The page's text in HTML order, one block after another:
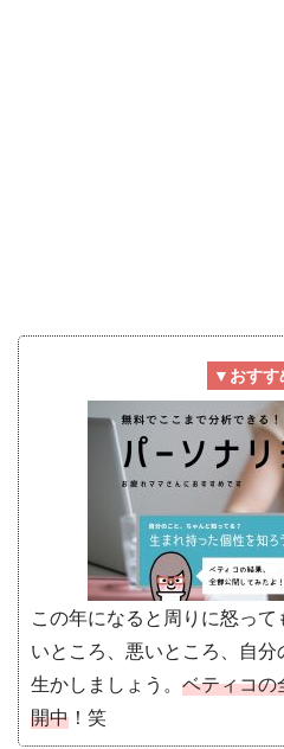
▼おす
この年になると周りに怒っ
いところ、悪いところ、自
生かしましょう。 ベティコの
開中 ！笑